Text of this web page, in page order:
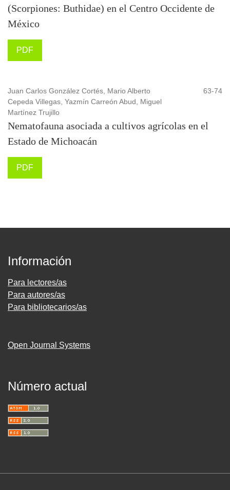
(Scorpiones: Buthidae) en el Centro Occidente de
México
PDF
Juan Carlos González Cortés, Mario Alberto
Cepeda Villegas, Yazmín Carreón Abud, Miguel
Martínez Trujillo
63-74
Nematofauna asociada a cultivos agrícolas en el
Estado de Michoacán
PDF
Información
Para lectores/as
Para autores/as
Para bibliotecarios/as
Open Journal Systems
Número actual